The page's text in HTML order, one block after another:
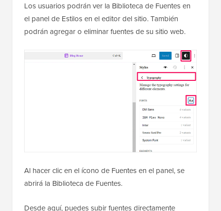
Los usuarios podrán ver la Biblioteca de Fuentes en
el panel de Estilos en el editor del sitio. También
podrán agregar o eliminar fuentes de su sitio web.
Al hacer clic en el ícono de Fuentes en el panel, se
abrirá la Biblioteca de Fuentes.
Desde aquí, puedes subir fuentes directamente